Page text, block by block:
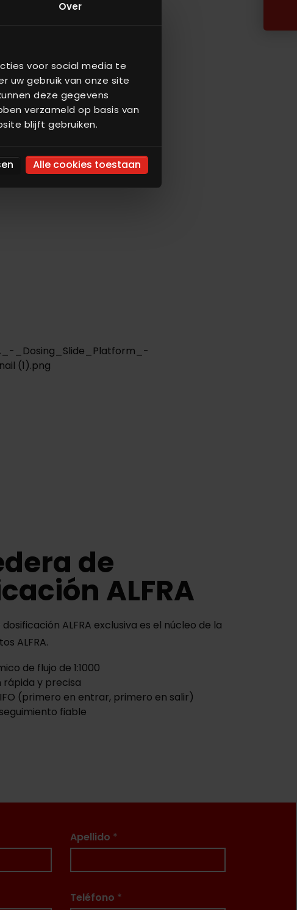
Over
voor social media te
uw gebruik van onze site
deze gegevens
verzameld op basis van
blijft gebruiken.
Alle cookies toestaan
de
ALFRA
ALFRA exclusiva es el núcleo de la
ALFRA.
de flujo de 1:1000
rápida y precisa
(primero en entrar, primero en salir)
fiable
Apellido *
Teléfono *